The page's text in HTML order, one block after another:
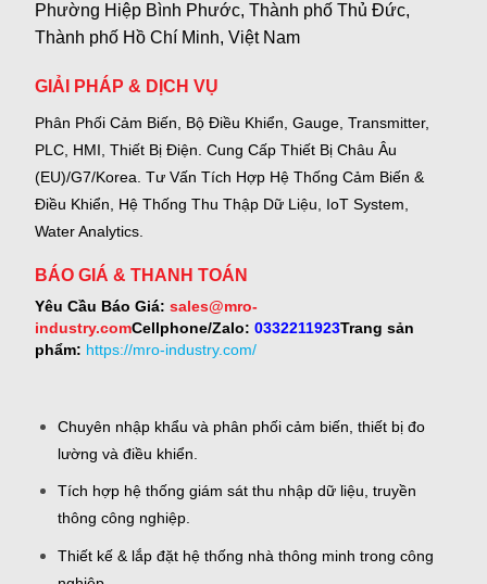
Phường Hiệp Bình Phước, Thành phố Thủ Đức,
Thành phố Hồ Chí Minh, Việt Nam
GIẢI PHÁP & DỊCH VỤ
Phân Phối Cảm Biến, Bộ Điều Khiển, Gauge, Transmitter,
PLC, HMI, Thiết Bị Điện. Cung Cấp Thiết Bị Châu Âu
(EU)/G7/Korea. Tư Vấn Tích Hợp Hệ Thống Cảm Biến &
Điều Khiển, Hệ Thống Thu Thập Dữ Liệu, IoT System,
Water Analytics.
BÁO GIÁ & THANH TOÁN
Yêu Cầu Báo Giá: sales@mro-
industry.comCellphone/Zalo: 0332211923Trang sản
phẩm: https://mro-industry.com/
Chuyên nhập khẩu và phân phối cảm biến, thiết bị đo
lường và điều khiển.
Tích hợp hệ thống giám sát thu nhập dữ liệu, truyền
thông công nghiệp.
Thiết kế & lắp đặt hệ thống nhà thông minh trong công